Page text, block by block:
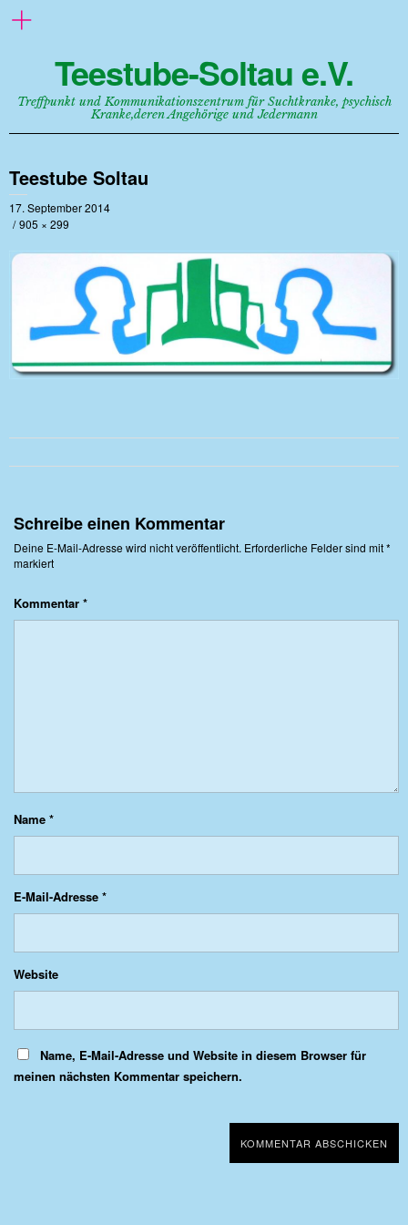
Teestube-Soltau e.V.
Treffpunkt und Kommunikationszentrum für Suchtkranke, psychisch
Kranke,deren Angehörige und Jedermann
Teestube Soltau
17. September 2014
905 × 299
Schreibe einen Kommentar
Deine E-Mail-Adresse wird nicht veröffentlicht. Erforderliche Felder sind mit*
markiert
Kommentar *
Name *
E-Mail-Adresse *
Website
Name, E-Mail-Adresse und Website in diesem Browser für
meinen nächsten Kommentar speichern.